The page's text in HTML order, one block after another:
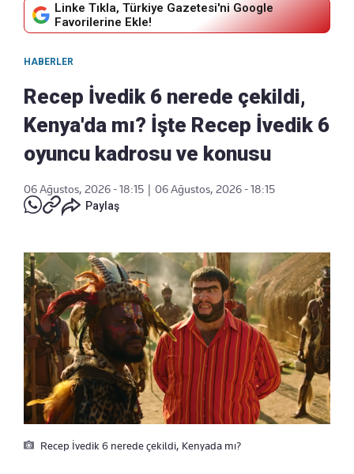
Linke Tıkla, Türkiye Gazetesi'ni Google
Favorilerine Ekle!
HABERLER
Recep İvedik 6 nerede çekildi,
Kenya'da mı? İşte Recep İvedik 6
oyuncu kadrosu ve konusu
06 Ağustos, 2026 - 18:15
06 Ağustos, 2026 - 18:15
Paylaş
Recep İvedik 6 nerede çekildi, Kenyada mı?